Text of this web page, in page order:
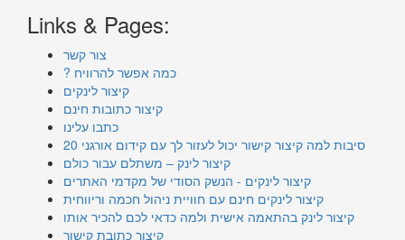
Links & Pages:
צור קשר
? כמה אפשר להרוויח
קיצור לינקים
קיצור כתובות חינם
כתבו עלינו
20 סיבות למה קיצור קישור יכול לעזור לך עם קידום אורגני
קיצור לינק – משתלם עבור כולם
קיצור לינקים - הנשק הסודי של מקדמי האתרים
קיצור לינקים חינם עם חוויית ניהול חכמה וריווחית
קיצור לינק בהתאמה אישית ולמה כדאי לכם להכיר אותו
קיצור כתובת קישור